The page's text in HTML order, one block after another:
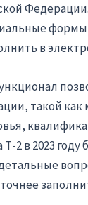
в
такой как
2 в 2023 году